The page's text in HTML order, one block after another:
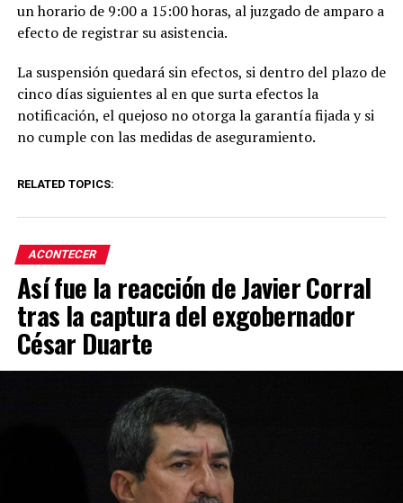
un horario de 9:00 a 15:00 horas, al juzgado de amparo a
efecto de registrar su asistencia.
La suspensión quedará sin efectos, si dentro del plazo de
cinco días siguientes al en que surta efectos la
notificación, el quejoso no otorga la garantía fijada y si
no cumple con las medidas de aseguramiento.
RELATED TOPICS:
ACONTECER
Así fue la reacción de Javier Corral
tras la captura del exgobernador
César Duarte